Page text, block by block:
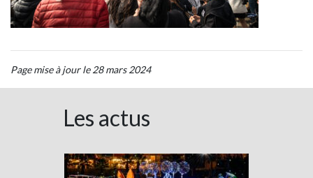
Page mise à jour le 28 mars 2024
Les actus